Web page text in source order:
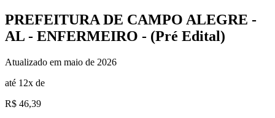
PREFEITURA DE CAMPO ALEGRE -
AL - ENFERMEIRO - (Pré Edital)
Atualizado em maio de 2026
até 12x de
R$ 46,39